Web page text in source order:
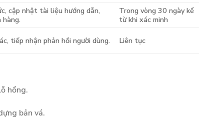
cập nhật tài liệu hướng dẫn,
Trong vòng 30 ngày kể
từ khi xác minh
tiếp nhận phản hồi người dùng. Liên tục
hổng.
bản vá.